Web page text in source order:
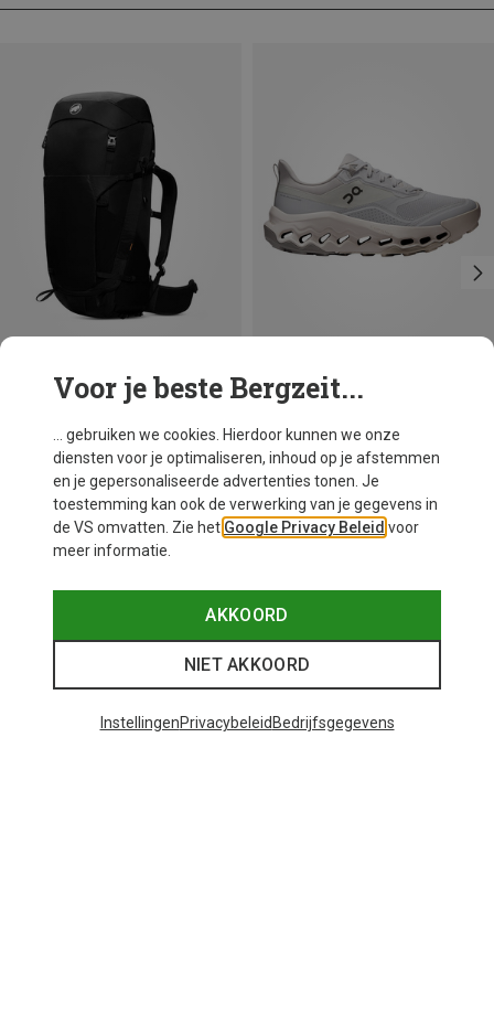
Je bespaart 19%
On
Dames Cloudhorizon 2 Schoenen
€ 162,20
Voor je beste Bergzeit...
... gebruiken we cookies. Hierdoor kunnen we onze
diensten voor je optimaliseren, inhoud op je afstemmen
en je gepersonaliseerde advertenties tonen. Je
toestemming kan ook de verwerking van je gegevens in
de VS omvatten. Zie het Google Privacy Beleid voor
meer informatie.
AKKOORD
NIET AKKOORD
InstellingenPrivacybeleid Bedrijfsgegevens